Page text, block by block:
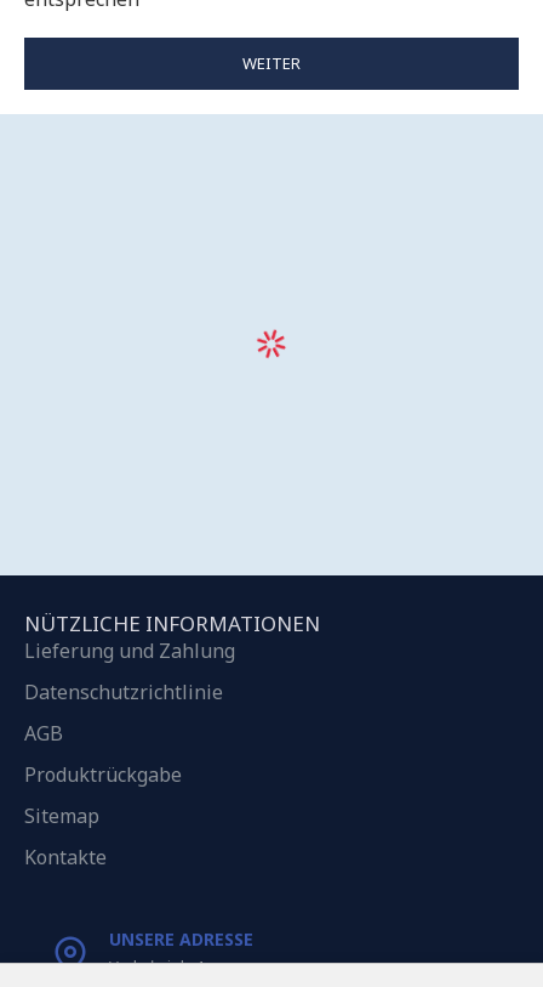
WEITER
NÜTZLICHE INFORMATIONEN
Lieferung und Zahlung
Datenschutzrichtlinie
AGB
Produktrückgabe
Sitemap
Kontakte
UNSERE ADRESSE
Varkaļu iela 1,